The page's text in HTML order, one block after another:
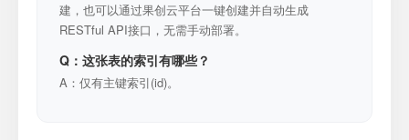
建，也可以通过果创云平台一键创建并自动生成
RESTful API接口，无需手动部署。
Q：这张表的索引有哪些？
A：仅有主键索引(id)。